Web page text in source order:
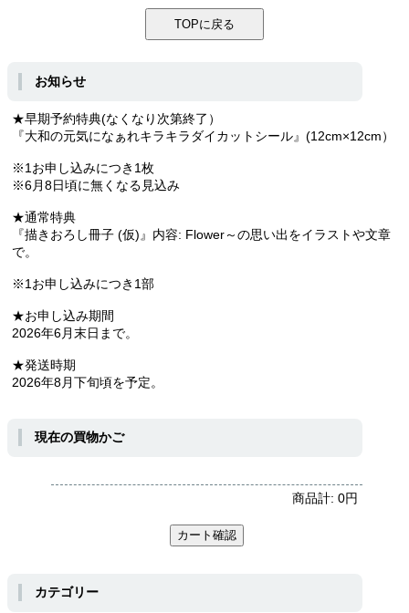
お知らせ
★早期予約特典(なくなり次第終了）
『大和の元気になぁれキラキラダイカットシール』(12cm×12cm）
※1お申し込みにつき1枚
※6月8日頃に無くなる見込み
★通常特典
『描きおろし冊子 (仮)』内容: Flower～の思い出をイラストや文章
で。
※1お申し込みにつき1部
★お申し込み期間
2026年6月末日まで。
★発送時期
2026年8月下旬頃を予定。
現在の買物かご
商品計:0円
カテゴリー